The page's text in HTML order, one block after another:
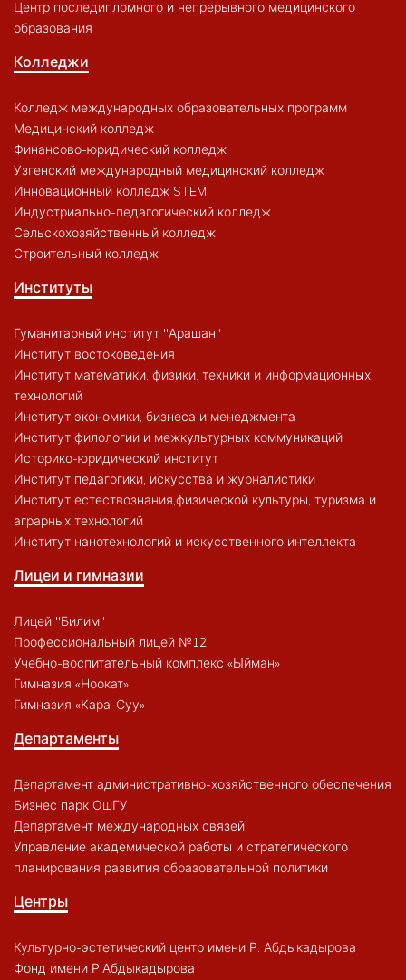
Центр последипломного и непрерывного медицинского
образования
Колледжи
Колледж международных образовательных программ
Медицинский колледж
Финансово-юридический колледж
Узгенский международный медицинский колледж
Инновационный колледж STEM
Индустриально-педагогический колледж
Сельскохозяйственный колледж
Строительный колледж
Институты
Гуманитарный институт "Арашан"
Институт востоковедения
Институт математики, физики, техники и информационных
технологий
Институт экономики, бизнеса и менеджмента
Институт филологии и межкультурных коммуникаций
Историко-юридический институт
Институт педагогики, искусства и журналистики
Институт естествознания,физической культуры, туризма и
аграрных технологий
Институт нанотехнологий и искусственного интеллекта
Лицеи и гимназии
Лицей "Билим"
Профессиональный лицей №12
Учебно-воспитательный комплекс «Ыйман»
Гимназия «Ноокат»
Гимназия «Кара-Суу»
Департаменты
Департамент административно-хозяйственного обеспечения
Бизнес парк ОшГУ
Департамент международных связей
Управление академической работы и стратегического
планирования развития образовательной политики
Центры
Культурно-эстетический центр имени Р. Абдыкадырова
Фонд имени Р.Абдыкадырова